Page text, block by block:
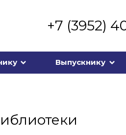
+7 (3952)
Выпускнику